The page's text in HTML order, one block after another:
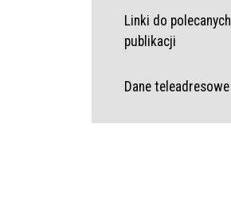
Linki do polecanych
publikacji
Dane teleadresowe